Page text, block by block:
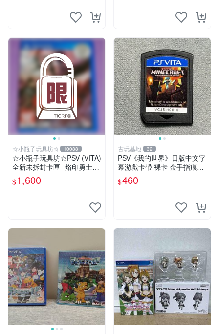
☆小瓶子玩具坊☆ 10088
☆小瓶子玩具坊☆PSV (VITA)
全新未拆封卡匣--烙印勇士無
雙 中文版
$1,600
古玩基地 32
PSV《我的世界》日版中文字
幕游戲卡帶 裸卡 金手指痕跡
實測正常 索尼專用 卡帶遊戲
我的世界 PSV 日文 中文字幕
$460